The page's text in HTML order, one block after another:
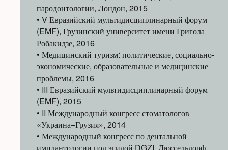
пародонтологии, Лондон, 2015
• V Евразийский мультидисциплинарный форум
(EMF), Грузинский университет имени Григола
Робакидзе, 2016
• Медицинский туризм: политические, социально-
экономические, образовательные и медицинские
проблемы, 2016
• III Евразийский мультидисциплинарный форум
(EMF), 2015
• II Международный конгресс стоматологов
«Украина–Грузия», 2014
• Международный конгресс по дентальной